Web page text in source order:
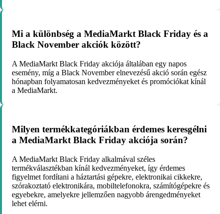
Mi a különbség a MediaMarkt Black Friday és a
Black November akciók között?
A MediaMarkt Black Friday akciója általában egy napos
esemény, míg a Black November elnevezésű akció során egész
hónapban folyamatosan kedvezményeket és promóciókat kínál
a MediaMarkt.
Milyen termékkategóriákban érdemes keresgélni
a MediaMarkt Black Friday akciója során?
A MediaMarkt Black Friday alkalmával széles
termékválasztékban kínál kedvezményeket, így érdemes
figyelmet fordítani a háztartási gépekre, elektronikai cikkekre,
szórakoztató elektronikára, mobiltelefonokra, számítógépekre és
egyebekre, amelyekre jellemzően nagyobb árengedményeket
lehet elérni.